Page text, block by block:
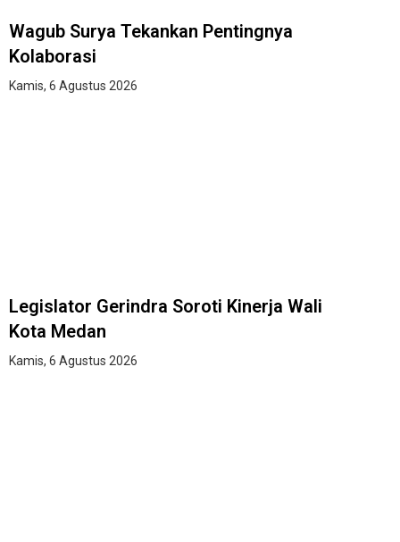
Wagub Surya Tekankan Pentingnya
Kolaborasi
Kamis, 6 Agustus 2026
Legislator Gerindra Soroti Kinerja Wali
Kota Medan
Kamis, 6 Agustus 2026